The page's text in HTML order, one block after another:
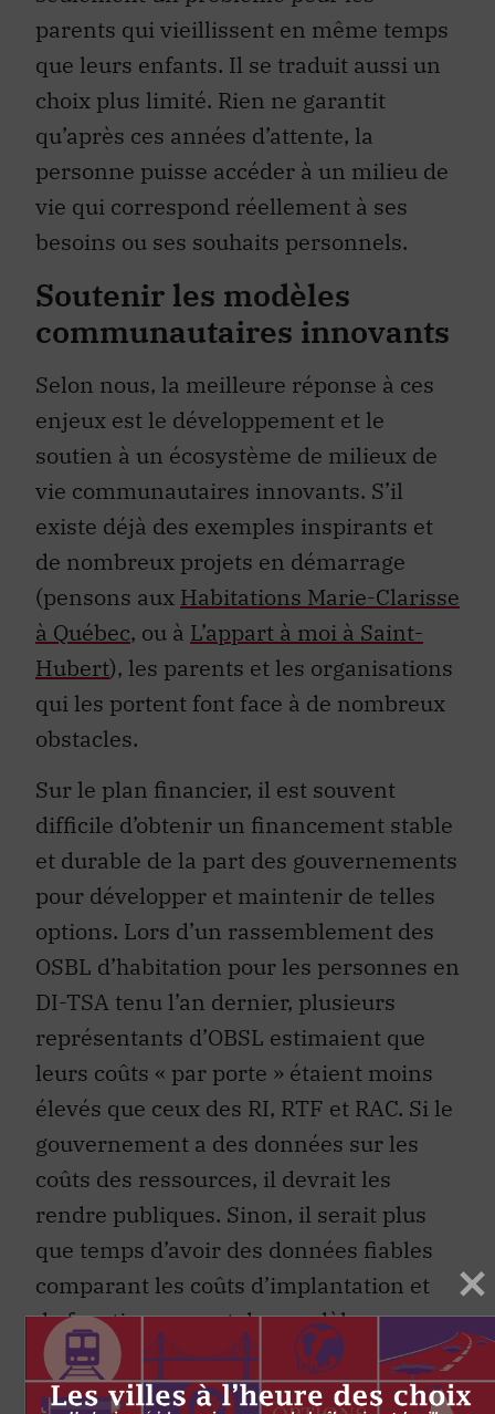
parents qui vieillissent en même temps
que leurs enfants. Il se traduit aussi un
choix plus limité. Rien ne garantit
qu’après ces années d’attente, la
personne puisse accéder à un milieu de
vie qui correspond réellement à ses
besoins ou ses souhaits personnels.
Soutenir les modèles
communautaires innovants
Selon nous, la meilleure réponse à ces
enjeux est le développement et le
soutien à un écosystème de milieux de
vie communautaires innovants. S’il
existe déjà des exemples inspirants et
de nombreux projets en démarrage
(pensons aux Habitations Marie-Clarisse
à Québec, ou à L’appart à moi à Saint-
Hubert), les parents et les organisations
qui les portent font face à de nombreux
obstacles.
Sur le plan financier, il est souvent
difficile d’obtenir un financement stable
et durable de la part des gouvernements
pour développer et maintenir de telles
options. Lors d’un rassemblement des
OSBL d’habitation pour les personnes en
DI-TSA tenu l’an dernier, plusieurs
représentants d’OBSL estimaient que
leurs coûts « par porte » étaient moins
élevés que ceux des RI, RTF et RAC. Si le
gouvernement a des données sur les
coûts des ressources, il devrait les
rendre publiques. Sinon, il serait plus
que temps d’avoir des données fiables
comparant les coûts d’implantation et
de fonctionnement des modèles
innovants et ceux des modèles privés
actuels.